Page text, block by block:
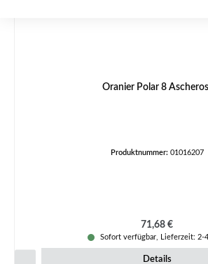
Oranier Polar 8
Produktnummer: 01016207
Regulärer Preis:
71,68 €
Sofort verfügbar, Lieferzeit: 2-
Details